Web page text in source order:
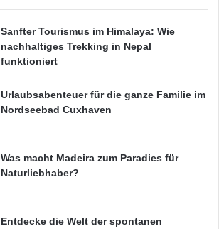
Sanfter Tourismus im Himalaya: Wie
nachhaltiges Trekking in Nepal
funktioniert
Urlaubsabenteuer für die ganze Familie im
Nordseebad Cuxhaven
Was macht Madeira zum Paradies für
Naturliebhaber?
Entdecke die Welt der spontanen